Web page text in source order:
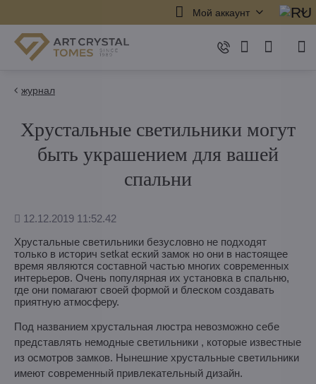
Мой аккаунт
журнал
Хрустальные светильники могут
быть украшением для вашей
спальни
Дополнено
12.12.2019 11:52.42
Хрустальные светильники безусловно не подходят
только в историч setkat еский замок но они в настоящее
время являются составной частью многих современных
интерьеров. Oчень популярная их установка в спальню,
где они помагают своей формой и блеском создавать
приятную атмосферу.
Под названием хрустальная люстра невозможно себе
представлять немодные светильники , которые известные
из осмотров замков. Нынешние хрустальные светильники
имеют современный привлекательный дизайн.